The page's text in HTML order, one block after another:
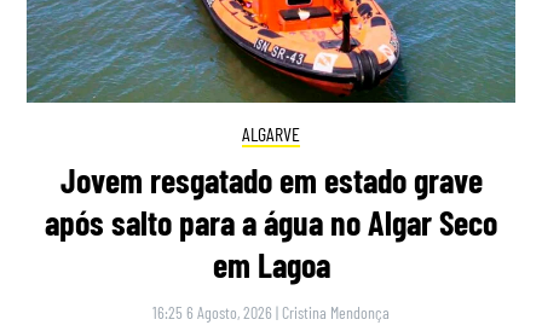
ALGARVE
Jovem resgatado em estado grave
após salto para a água no Algar Seco
em Lagoa
16:25 6 Agosto, 2026 | Cristina Mendonça